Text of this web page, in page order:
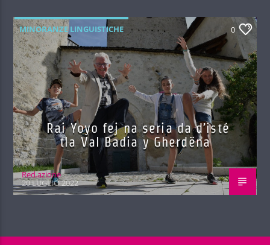
MINORANZE LINGUISTICHE 0
Rai Yoyo fej na seria da d’isté
tla Val Badia y Gherdëna
Red.azione
20 LUGLIO 2022